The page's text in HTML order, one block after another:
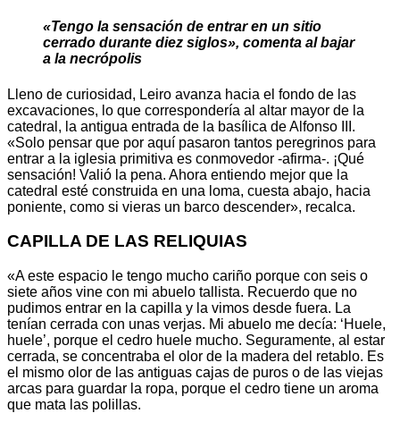
«Tengo la sensación de entrar en un sitio
cerrado durante diez siglos», comenta al bajar
a la necrópolis
Lleno de curiosidad, Leiro avanza hacia el fondo de las
excavaciones, lo que correspondería al altar mayor de la
catedral, la antigua entrada de la basílica de Alfonso III.
«Solo pensar que por aquí pasaron tantos peregrinos para
entrar a la iglesia primitiva es conmovedor -afirma-. ¡Qué
sensación! Valió la pena. Ahora entiendo mejor que la
catedral esté construida en una loma, cuesta abajo, hacia
poniente, como si vieras un barco descender», recalca.
CAPILLA DE LAS RELIQUIAS
«A este espacio le tengo mucho cariño porque con seis o
siete años vine con mi abuelo tallista. Recuerdo que no
pudimos entrar en la capilla y la vimos desde fuera. La
tenían cerrada con unas verjas. Mi abuelo me decía: ‘Huele,
huele’, porque el cedro huele mucho. Seguramente, al estar
cerrada, se concentraba el olor de la madera del retablo. Es
el mismo olor de las antiguas cajas de puros o de las viejas
arcas para guardar la ropa, porque el cedro tiene un aroma
que mata las polillas.